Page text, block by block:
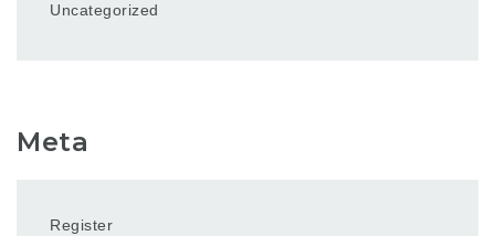
Uncategorized
Meta
Register